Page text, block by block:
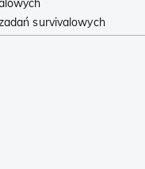
survivalowych